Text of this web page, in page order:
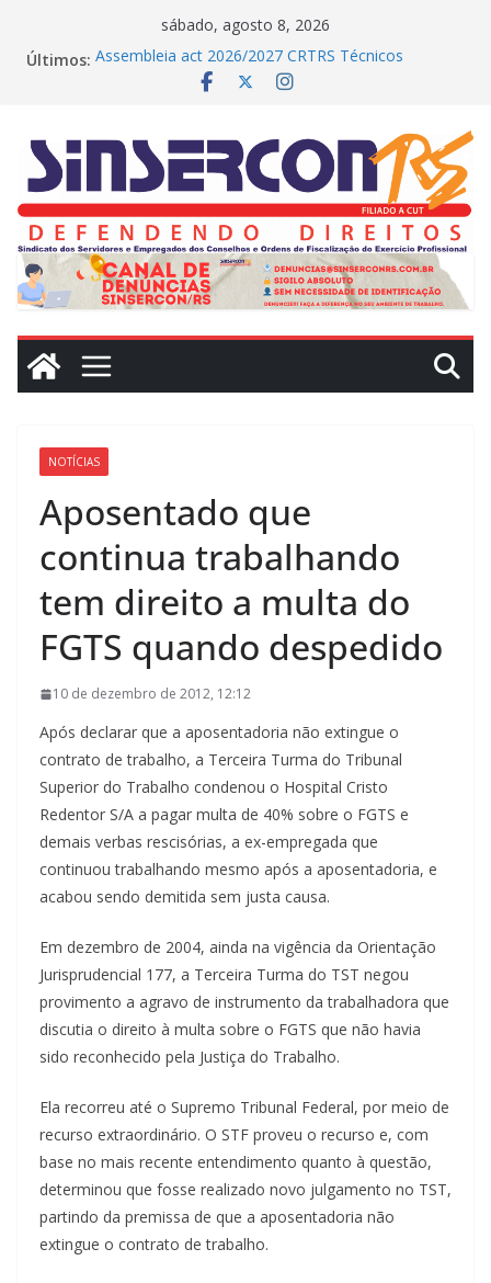
para
sábado, agosto 8, 2026
Últimos: Assembleia act 2026/2027 CRTRS Técnicos
HOJE(22)
Dissídio 2025
PROTESTO JUDICIAL
NOTÍCIAS
Aposentado que
continua trabalhando
tem direito a multa do
FGTS quando despedido
10 de dezembro de 2012, 12:12
Após declarar que a aposentadoria não extingue o
contrato de trabalho, a Terceira Turma do Tribunal
Superior do Trabalho condenou o Hospital Cristo
Redentor S/A a pagar multa de 40% sobre o FGTS e
demais verbas rescisórias, a ex-empregada que
continuou trabalhando mesmo após a aposentadoria, e
acabou sendo demitida sem justa causa.
Em dezembro de 2004, ainda na vigência da Orientação
Jurisprudencial 177, a Terceira Turma do TST negou
provimento a agravo de instrumento da trabalhadora que
discutia o direito à multa sobre o FGTS que não havia
sido reconhecido pela Justiça do Trabalho.
Ela recorreu até o Supremo Tribunal Federal, por meio de
recurso extraordinário. O STF proveu o recurso e, com
base no mais recente entendimento quanto à questão,
determinou que fosse realizado novo julgamento no TST,
partindo da premissa de que a aposentadoria não
extingue o contrato de trabalho.